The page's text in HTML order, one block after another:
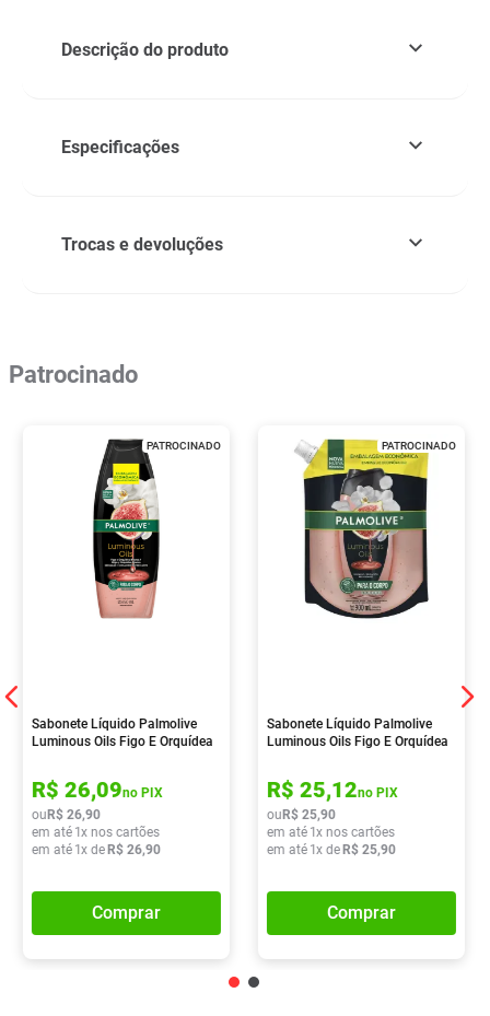
Descrição do produto
Especificações
Trocas e devoluções
Patrocinado
PATROCINADO
Sabonete Líquido Palmolive
Luminous Oils Figo E Orquídea
R$ 26,09no PIX
ou R$ 26,90
em até 1x nos cartões
em até 1x de R$ 26,90
Comprar
PATROCINADO
Sabonete Líquido Palmolive
Luminous Oils Figo E Orquídea
R$ 25,12no PIX
ou R$ 25,90
em até 1x nos cartões
em até 1x de R$ 25,90
Comprar